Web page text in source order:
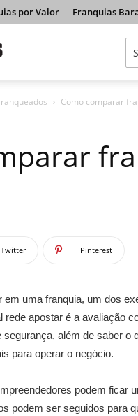
por Valor Franquias
Franquias Como comparar
Twitter Pinterest
uma franquia, um dos
rede apostar é a avaliação
além de saber o
para operar o negócio.
podem ficar
podem ser seguidos para